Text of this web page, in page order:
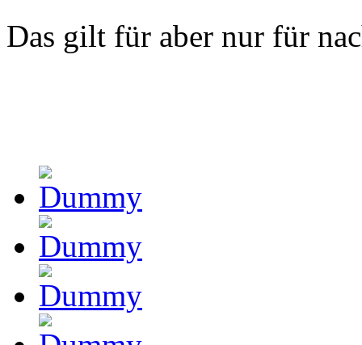
Das gilt für aber nur für